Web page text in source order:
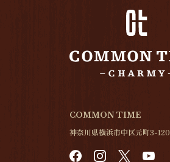
COMMON TIME
神奈川県横浜市中区元町3-120